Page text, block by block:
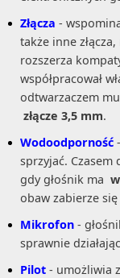
Złącza -
także inne
rozszerza
współpracował
odtwarzaczem
złącze 3,5 mm.
Wodoodporność
sprzyjać. Czasem
gdy głośnik ma
obaw zabierze
Mikrofon -
sprawnie
Pilot - umożliwia